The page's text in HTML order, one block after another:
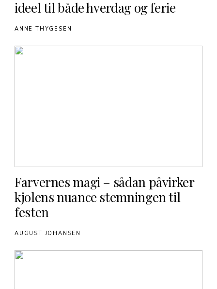
ideel til både hverdag og ferie
ANNE THYGESEN
Farvernes magi – sådan påvirker
kjolens nuance stemningen til
festen
AUGUST JOHANSEN